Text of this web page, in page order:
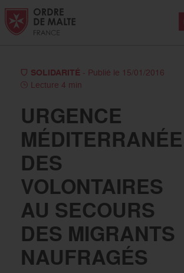
Aller au contenu
Aller à la recherche
Aller au menu
SOLIDARITÉ - Publié le 15/01/2016
Lecture 4 min
URGENCE
DES
VOLONTAIRES
AU SECOURS
DES MIGRANTS
NAUFRAGÉS